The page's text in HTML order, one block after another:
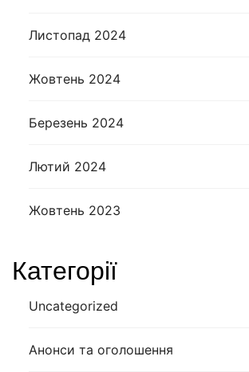
Листопад 2024
Жовтень 2024
Березень 2024
Лютий 2024
Жовтень 2023
Категорії
Uncategorized
Анонси та оголошення